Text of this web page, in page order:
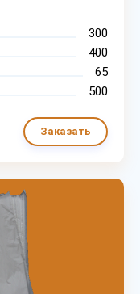
300
400
65
500
Заказать